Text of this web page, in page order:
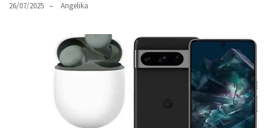
26/07/2025 Angelika